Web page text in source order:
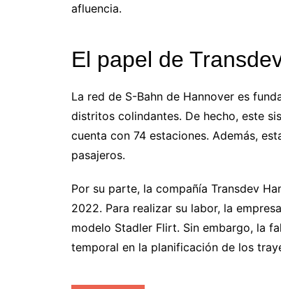
afluencia.
El papel de
La red de S-Bahn de Hannover es
distritos colindantes. De hecho, este
cuenta con 74 estaciones. Además,
pasajeros.
Por su parte, la compañía Transdev
2022. Para realizar su labor, la
modelo Stadler Flirt. Sin embargo, la
temporal en la planificación de los